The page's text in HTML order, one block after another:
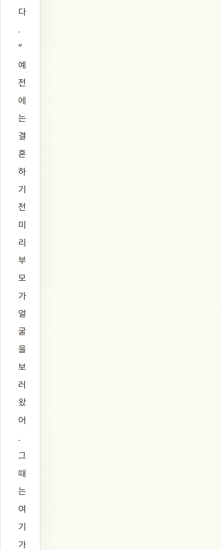
다
.
“
예
전
에
는
결
혼
하
기
전
미
리
부
모
가
얼
굴
을
보
러
왔
어
.
그
때
는
여
기
가